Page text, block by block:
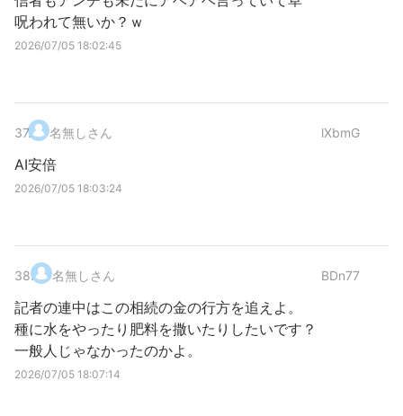
呪われて無いか？ｗ
2026/07/05 18:02:45
37. 名無しさん lXbmG
AI安倍
2026/07/05 18:03:24
38. 名無しさん BDn77
記者の連中はこの相続の金の行方を追えよ。
種に水をやったり肥料を撒いたりしたいです？
一般人じゃなかったのかよ。
2026/07/05 18:07:14